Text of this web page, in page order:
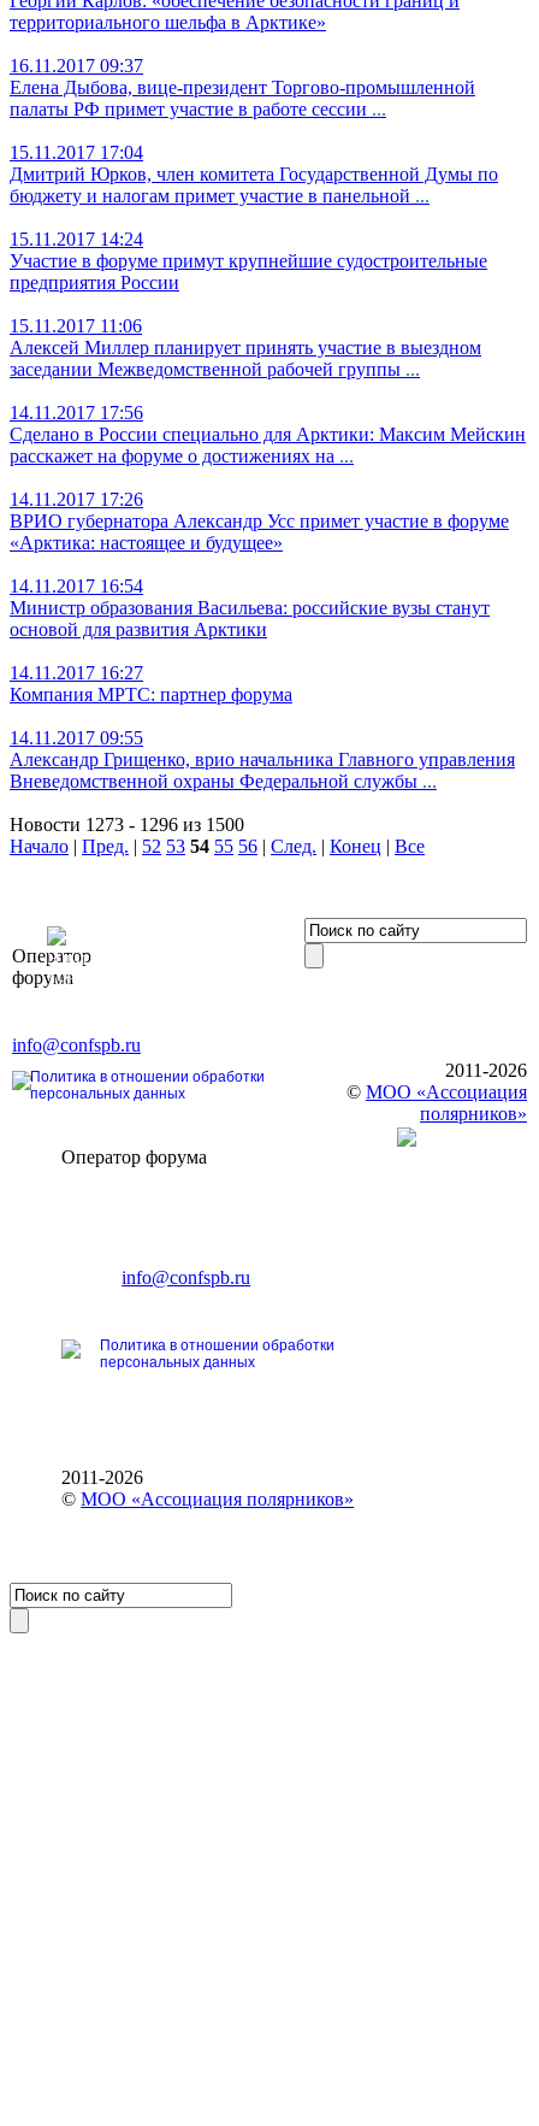
территориального шельфа в Арктике»
16.11.2017 09:37
Елена Дыбова, вице-президент Торгово-промышленной
палаты РФ примет участие в работе сессии ...
15.11.2017 17:04
Дмитрий Юрков, член комитета Государственной Думы по
бюджету и налогам примет участие в панельной ...
15.11.2017 14:24
Участие в форуме примут крупнейшие судостроительные
предприятия России
15.11.2017 11:06
Алексей Миллер планирует принять участие в выездном
заседании Межведомственной рабочей группы ...
14.11.2017 17:56
Сделано в России специально для Арктики: Максим Мейскин
расскажет на форуме о достижениях на ...
14.11.2017 17:26
ВРИО губернатора Александр Усс примет участие в форуме
«Арктика: настоящее и будущее»
14.11.2017 16:54
Министр образования Васильева: российские вузы станут
основой для развития Арктики
14.11.2017 16:27
Компания МРТС: партнер форума
14.11.2017 09:55
Александр Грищенко, врио начальника Главного управления
Вневедомственной охраны Федеральной службы ...
Новости 1273 - 1296 из 1500
Начало | Пред. | 52 53 54 55 56 | След. | Конец | Все
Оператор
форума
Элит»
196191, г. Санкт-Петербург,
info@confspb.ru
Политика в отношении обработки
персональных данных
2011-2026
© МОО «Ассоциация
полярников»
Оператор форума
E-mail:info@confspb.ru
Политика в отношении обработки
персональных данных
2011-2026
©МОО «Ассоциация полярников»